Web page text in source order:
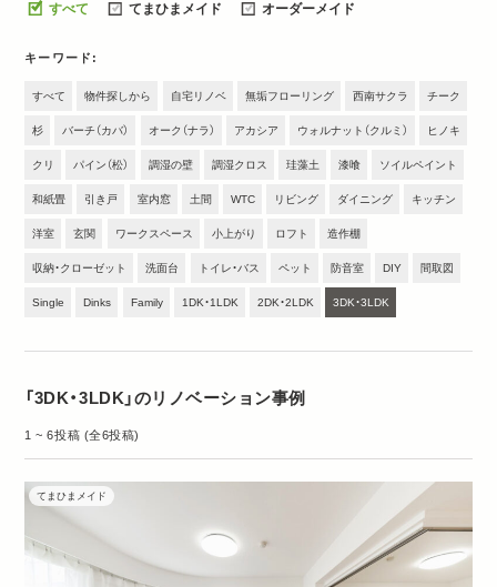
すべて てまひまメイド オーダーメイド
キーワード
すべて 物件探しから 自宅リノベ 無垢フローリング 西南サクラ チーク
杉 バーチ（カバ） オーク（ナラ） アカシア ウォルナット（クルミ） ヒノキ
クリ パイン（松） 調湿の壁 調湿クロス 珪藻土 漆喰 ソイルペイント
和紙畳 引き戸 室内窓 土間 WTC リビング ダイニング キッチン
洋室 玄関 ワークスペース 小上がり ロフト 造作棚
収納・クローゼット 洗面台 トイレ・バス ペット 防音室 DIY 間取図
Single Dinks Family 1DK・1LDK 2DK・2LDK 3DK・3LDK
「3DK・3LDK」のリノベーション事例
1 ~ 6投稿 (全6投稿)
てまひまメイド